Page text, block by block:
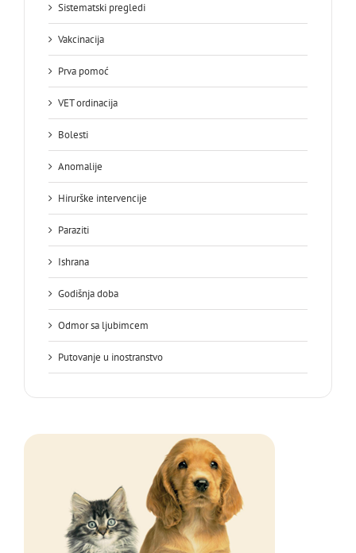
Sistematski pregledi
Vakcinacija
Prva pomoć
VET ordinacija
Bolesti
Anomalije
Hirurške intervencije
Paraziti
Ishrana
Godišnja doba
Odmor sa ljubimcem
Putovanje u inostranstvo